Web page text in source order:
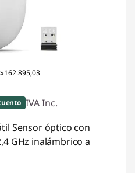
IVA Inc.
:-$70.000,00
Sensor óptico con
GHz inalámbrico a